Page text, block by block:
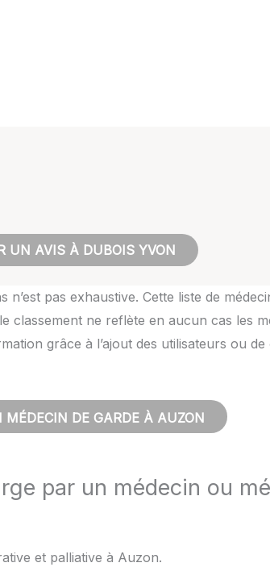
UN AVIS À DUBOIS YVON
pas exhaustive. Cette liste de
ne reflète en aucun cas les
grâce à l’ajout des utilisateurs ou
DE GARDE À AUZON
par un médecin ou
et palliative à Auzon.